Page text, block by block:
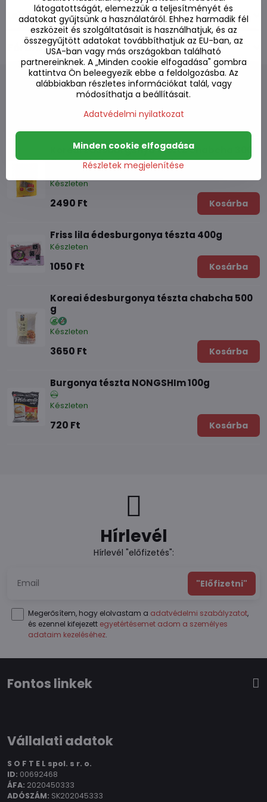
Leírás
Fórum 0
Alternatív termékek
Koreai édesburgonya tészta chabcha 300
g
Készleten
2490 Ft Kosárba
Friss lila édesburgonya tészta 400g
Készleten
1050 Ft Kosárba
Koreai édesburgonya tészta chabcha 500
g
Készleten
3650 Ft Kosárba
Burgonya tészta NONGSHIm 100g
Készleten
720 Ft Kosárba
Hírlevél
Hírlevél "előfizetés":
"Előfizetni"
Megerősítem, hogy elolvastam a adatvédelmi szabályzatot,
és ezennel kifejezett egyetértésemet adom a személyes
adataim kezeléséhez.
Fontos linkek
Vállalati adatok
S O F T E L spol. s r. o.
ID: 00692468
ÁFA: 2020450333
ADÓSZÁM: SK202045333
látogatottságát, elemezzük a teljesítményét és
adatokat gyűjtsünk a használatáról. Ehhez harmadik fél
eszközeit és szolgáltatásait is használhatjuk, és az
összegyűjtött adatokat továbbíthatjuk az EU-ban, az
USA-ban vagy más országokban található
partnereinknek. A „Minden cookie elfogadása" gombra
kattintva Ön beleegyezik ebbe a feldolgozásba. Az
alábbiakban részletes információkat talál, vagy
módosíthatja a beállításait.
Adatvédelmi nyilatkozat
Részletek megjelenítése
Minden cookie elfogadása